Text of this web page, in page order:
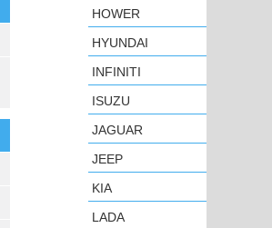
HOWER
HYUNDAI
INFINITI
ISUZU
JAGUAR
JEEP
KIA
LADA